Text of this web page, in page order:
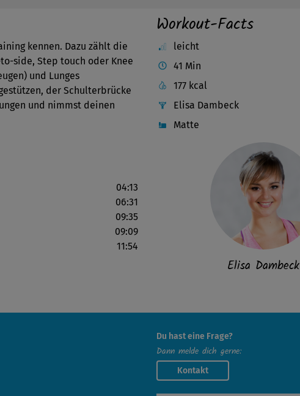
kennen. Dazu zählt die
side, Step touch oder Knee
und Lunges
der Schulterbrücke
und nimmst deinen
04:13
06:31
09:35
09:09
11:54
Workout-Facts
leicht
41 Min
177 kcal
Elisa Dambeck
Matte
Elisa Dambeck
Du hast eine Frage?
Dann melde dich gerne:
Kontakt